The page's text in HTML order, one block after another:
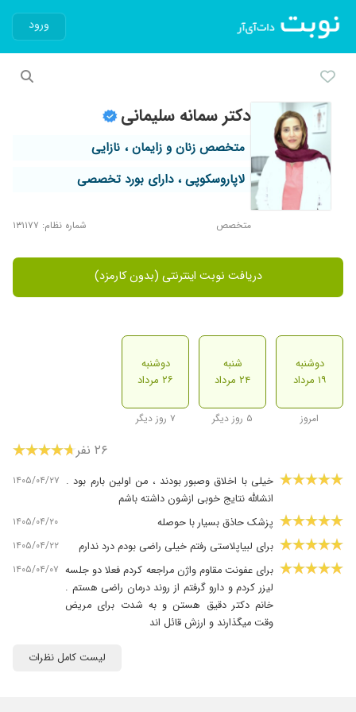
ورود
دکتر سمانه سلیمانی
متخصص زنان و زایمان ، نازایی
لاپاروسکوپی ، دارای بورد تخصصی
متخصص شماره نظام: ۱۳۱۱۷۷
دریافت نوبت اینترنتی (بدون کارمزد)
دوشنبه
۱۹ مرداد
امروز
شنبه
۲۴ مرداد
۵ روز دیگر
دوشنبه
۲۶ مرداد
۷ روز دیگر
۲۶ نفر
خیلی با اخلاق وصبور بودند ، من اولین بارم بود .
انشالله نتایج خوبی ازشون داشته باشم
۱۴۰۵/۰۴/۲۷
پزشک حاذق بسیار با حوصله ۱۴۰۵/۰۴/۲۰
برای لبیاپلاستی رفتم خیلی راضی بودم درد ندارم ۱۴۰۵/۰۴/۲۲
برای عفونت مقاوم واژن مراجعه کردم فعلا دو جلسه
لیزر کردم و دارو گرفتم از روند درمان راضی هستم .
خانم دکتر دقیق هستن و به شدت برای مریض
وقت میگذارند و ارزش قائل اند
۱۴۰۵/۰۴/۰۷
لیست کامل نظرات